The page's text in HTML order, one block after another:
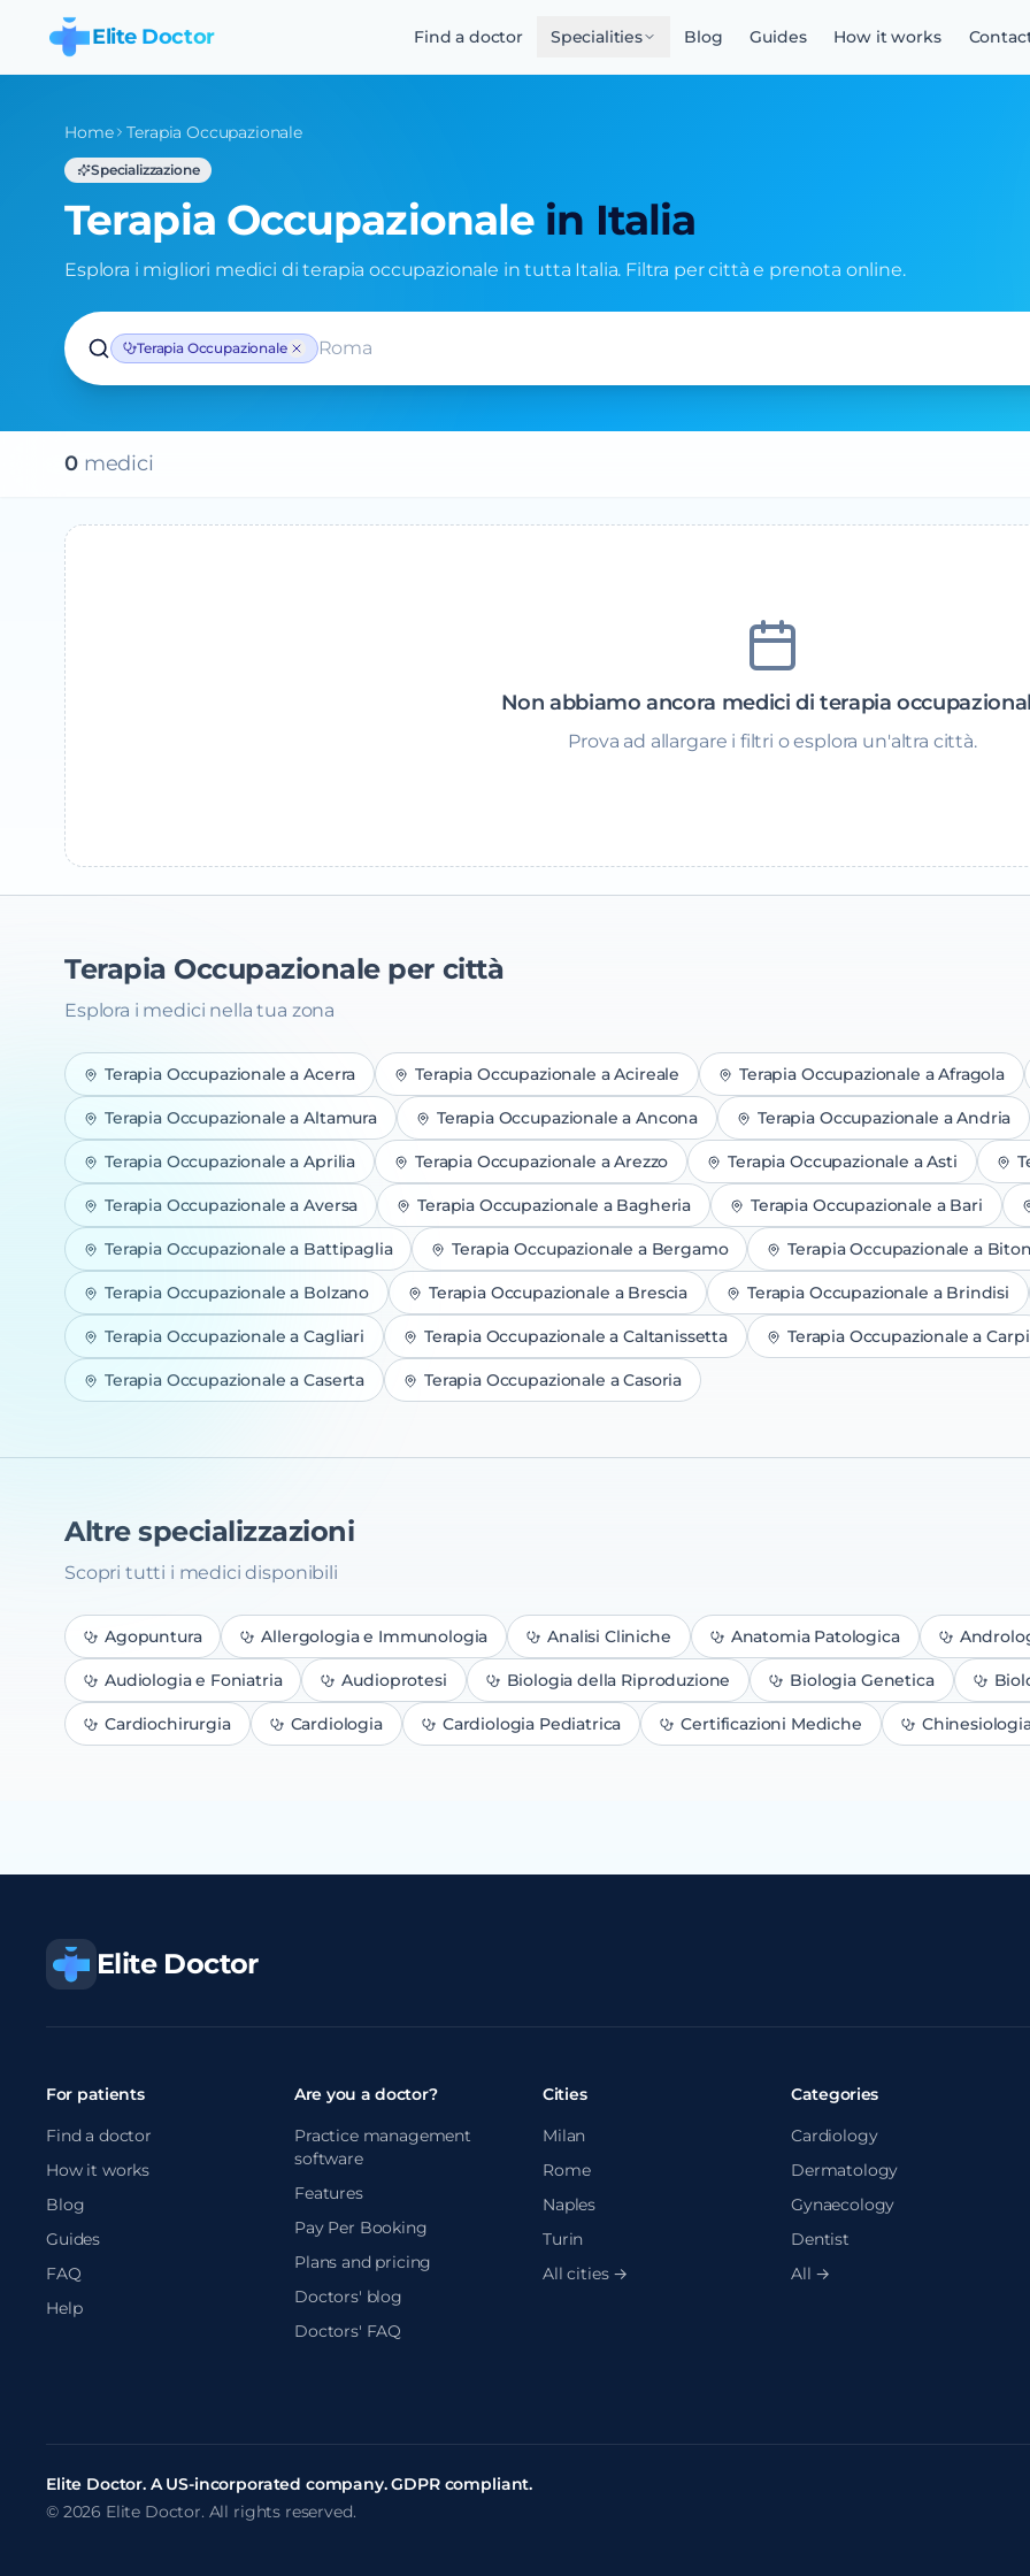
Elite Doctor Find a doctor Specialities Blog Guides How it works
Home Terapia Occupazionale
Specializzazione
Terapia Occupazionale in Italia
Esplora i migliori medici di terapia occupazionale in tutta Italia. Filtra per città e prenota online.
Terapia Occupazionale Roma
0medici
Non abbiamo ancora medici di terapia
Prova ad allargare i filtri o esplora un'altra città.
Terapia Occupazionaleper città
Esplora i medici nella tua zona
Terapia Occupazionale aAcerra Terapia Occupazionale aAcireale Terapia Occupazionale aAfragola
Terapia Occupazionale aAltamura Terapia Occupazionale aAncona Terapia Occupazionale aAndria
Terapia Occupazionale aAprilia Terapia Occupazionale aArezzo Terapia Occupazionale aAsti
Terapia Occupazionale aAversa Terapia Occupazionale a Bagheria Terapia Occupazionale a Bari
Terapia Occupazionale a Battipaglia Terapia Occupazionale a Bergamo Terapia Occupazionale a
Terapia Occupazionale a Bolzano Terapia Occupazionale a Brescia Terapia Occupazionale a Brindisi
Terapia Occupazionale aCagliari Terapia Occupazionale aCaltanissetta Terapia Occupazionale aCarpi
Terapia Occupazionale aCaserta Terapia Occupazionale aCasoria
Altre specializzazioni
Scopri tutti i medici disponibili
Agopuntura Allergologia e Immunologia Analisi Cliniche Anatomia Patologica
Audiologia e Foniatria Audioprotesi Biologia della Riproduzione Biologia Genetica
Cardiochirurgia Cardiologia Cardiologia Pediatrica Certificazioni Mediche
Elite Doctor
For patients
Find a doctor
How it works
Blog
Guides
FAQ
Help
Are you a doctor?
Practice management
software
Features
Pay Per Booking
Plans and pricing
Doctors' blog
Doctors' FAQ
Cities
Milan
Rome
Naples
Turin
All cities →
Categories
Cardiology
Dermatology
Gynaecology
Dentist
All →
Elite Doctor. A US-incorporated company. GDPR compliant.
© 2026 Elite Doctor. All rights reserved.